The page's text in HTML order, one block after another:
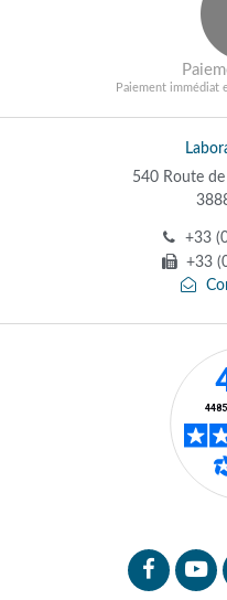
Paiement immédiat
540 Route
+33
+33